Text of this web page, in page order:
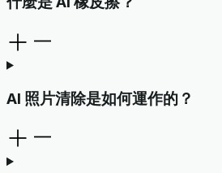
AI 照片清除是如何運作的？